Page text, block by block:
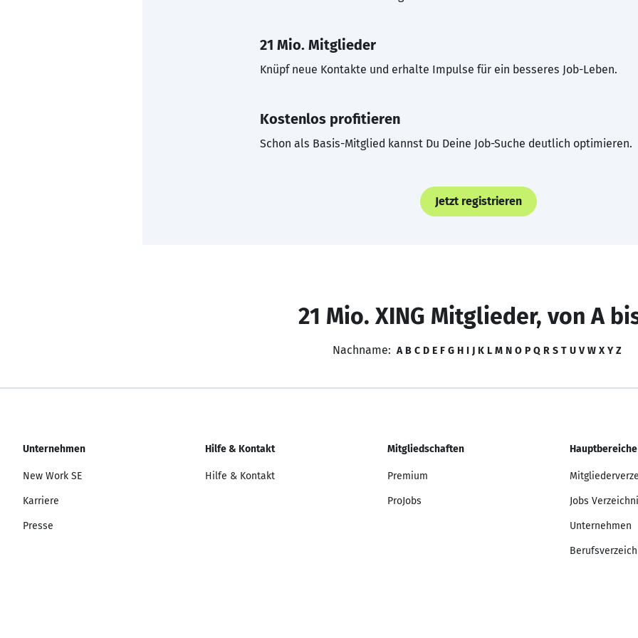
21 Mio. Mitglieder
Knüpf neue Kontakte und erhalte Impulse für ein besseres Job-Leben.
Kostenlos profitieren
Schon als Basis-Mitglied kannst Du Deine Job-Suche deutlich optimieren.
Jetzt registrieren
21 Mio. XING Mitglieder, von A
Nachname: A B C D E F G H I J K L M N O P Q R S T U V W X Y Z
Unternehmen
New Work SE
Karriere
Presse
Hilfe & Kontakt
Hilfe & Kontakt
Mitgliedschaften
Premium
ProJobs
Hauptbereiche
Jobs
Unternehmen